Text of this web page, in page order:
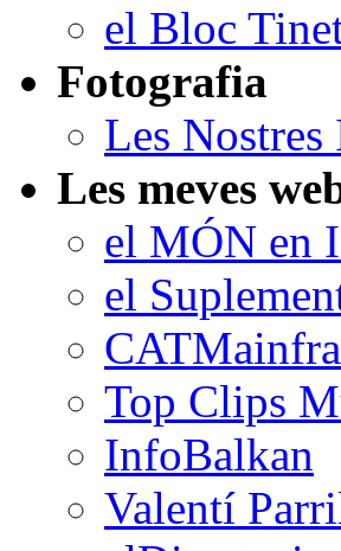
el Bloc
Fotografia
Les Nostres
Les meves
el MÓN en
el
Top Clips
InfoBalkan
Valentí